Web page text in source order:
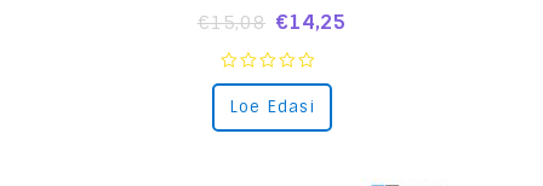
€15,08 €14,25
0
out
of
Loe Edasi